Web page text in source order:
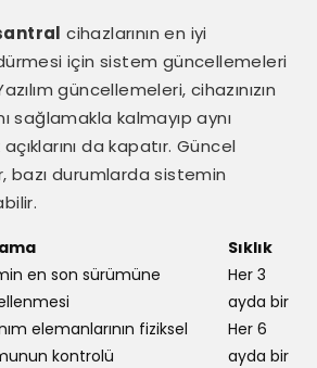
cihazlarının en iyi
için sistem güncellemeleri
güncellemeleri, cihazınızın
sağlamakla kalmayıp aynı
da kapatır. Güncel
bazı durumlarda sistemin
Sıklık
en son sürümüne
Her 3
ayda bir
elemanlarının fiziksel
kontrolü
Her 6
ayda bir